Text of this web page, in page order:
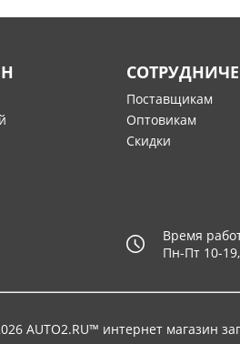
Поставщикам
Оптовикам
Скидки
Время
Пн-Пт 10-
AUTO2.RU™ интернет магазин